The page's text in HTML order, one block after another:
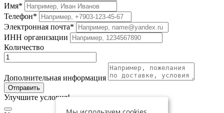
Имя*
Телефон*
Электронная почта*
ИНН организации
Количество
Дополнительная информация
Отправить
Улучшите условия!